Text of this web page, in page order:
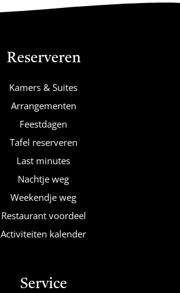
Reserveren
Kamers & Suites
Arrangementen
Feestdagen
Tafel reserveren
Last minutes
Nachtje weg
Weekendje weg
Restaurant voordeel
Activiteiten kalender
Service